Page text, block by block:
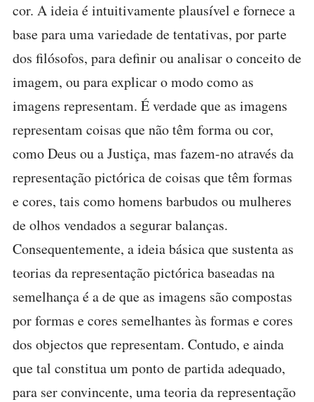
cor. A ideia é intuitivamente plausível e fornece a
base para uma variedade de tentativas, por parte
dos filósofos, para definir ou analisar o conceito de
imagem, ou para explicar o modo como as
imagens representam. É verdade que as imagens
representam coisas que não têm forma ou cor,
como Deus ou a Justiça, mas fazem-no através da
representação pictórica de coisas que têm formas
e cores, tais como homens barbudos ou mulheres
de olhos vendados a segurar balanças.
Consequentemente, a ideia básica que sustenta as
teorias da representação pictórica baseadas na
semelhança é a de que as imagens são compostas
por formas e cores semelhantes às formas e cores
dos objectos que representam. Contudo, e ainda
que tal constitua um ponto de partida adequado,
para ser convincente, uma teoria da representação